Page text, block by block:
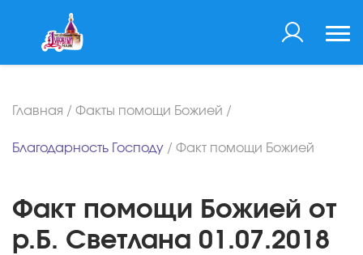
Главная / Факты помощи Божией /
Благодарность Господу / Факт помощи Божией
Факт помощи Божией от
р.Б. Светлана 01.07.2018